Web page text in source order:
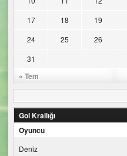
« Tem
17
18 19
24
25 26
31
Gol Krallığı
Oyuncu
Deniz